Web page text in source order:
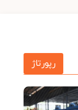
رپورتاژ